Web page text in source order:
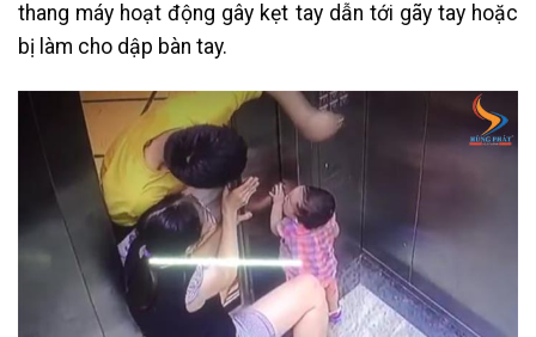
thang máy hoạt động gây kẹt tay dẫn tới gãy tay hoặc
bị làm cho dập bàn tay.